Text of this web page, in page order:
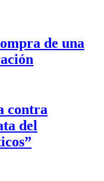
de una
contra
del